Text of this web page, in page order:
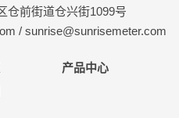
仓前街道仓兴街1099号
/ sunrise@sunrisemeter.com
产品中心